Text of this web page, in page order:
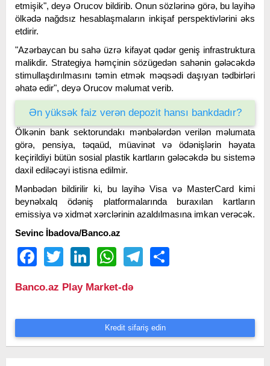
etmişik", deyə Orucov bildirib. Onun sözlərinə görə, bu layihə
ölkədə nağdsız hesablaşmaların inkişaf perspektivlərini əks
etdirir.
"Azərbaycan bu sahə üzrə kifayət qədər geniş infrastruktura
malikdir. Strategiya həmçinin sözügedən sahənin gələcəkdə
stimullaşdırılmasını təmin etmək məqsədi daşıyan tədbirləri
əhatə edir", deyə Orucov məlumat verib.
Ən yüksək faiz verən depozit hansı bankdadır?
Ölkənin bank sektorundakı mənbələrdən verilən məlumata
görə, pensiya, təqaüd, müavinət və ödənişlərin həyata
keçirildiyi bütün sosial plastik kartların gələcəkdə bu sistemə
daxil ediləcəyi istisna edilmir.
Mənbədən bildirilir ki, bu layihə Visa və MasterCard kimi
beynəlxalq ödəniş platformalarında buraxılan kartların
emissiya və xidmət xərclərinin azaldılmasına imkan verəcək.
Sevinc İbadova/Banco.az
FacebookTwitter LinkedIn WhatsAppTelegram
Banco.az Play Market-də
Kredit sifariş edin